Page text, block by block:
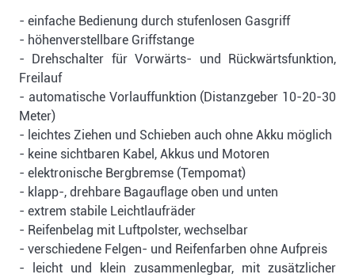
- einfache Bedienung durch stufenlosen Gasgriff
- höhenverstellbare Griffstange
- Drehschalter für Vorwärts- und Rückwärtsfunktion,
Freilauf
- automatische Vorlauffunktion (Distanzgeber 10-20-30
Meter)
- leichtes Ziehen und Schieben auch ohne Akku möglich
- keine sichtbaren Kabel, Akkus und Motoren
- elektronische Bergbremse (Tempomat)
- klapp-, drehbare Bagauflage oben und unten
- extrem stabile Leichtlaufräder
- Reifenbelag mit Luftpolster, wechselbar
- verschiedene Felgen- und Reifenfarben ohne Aufpreis
- leicht und klein zusammenlegbar, mit zusätzlicher